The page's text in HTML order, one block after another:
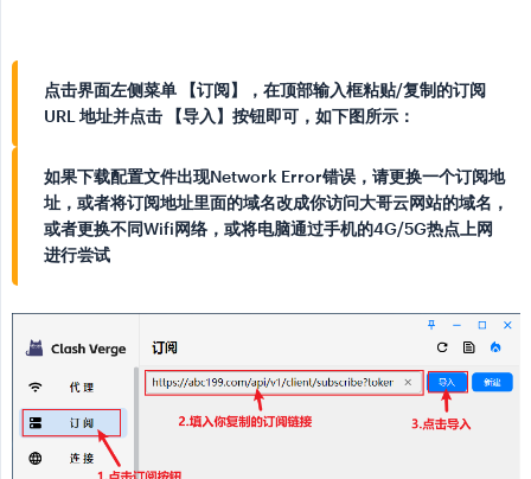
点击界面左侧菜单 【订阅】，在顶部输入框粘贴/复制的订阅
URL 地址并点击 【导入】按钮即可，如下图所示：
如果下载配置文件出现Network Error错误，请更换一个订阅地
址，或者将订阅地址里面的域名改成你访问大哥云网站的域名，
或者更换不同Wifi网络，或将电脑通过手机的4G/5G热点上网
进行尝试